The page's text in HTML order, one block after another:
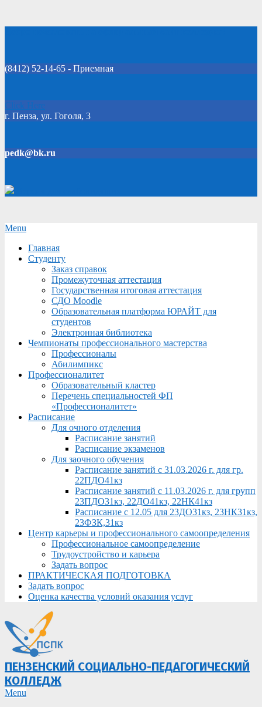
(8412) 52-14-65 - Приемная
Click Here
г. Пенза, ул. Гоголя, 3
pedk@bk.ru
Secondary
Menu
Menu
Главная
Студенту
Заказ справок
Промежуточная аттестация
Государственная итоговая аттестация
СДО Moodle
Образовательная платформа ЮРАЙТ для
студентов
Электронная библиотека
Чемпионаты профессионального мастерства
Профессионалы
Абилимпикс
Профессионалитет
Образовательный кластер
Перечень специальностей ФП
«Профессионалитет»
Расписание
Для очного отделения
Расписание занятий
Расписание экзаменов
Для заочного обучения
Расписание занятий с 31.03.2026 г. для гр.
22ПДО41кз
Расписание занятий с 11.03.2026 г. для групп
23ПДО31кз, 22ДО41кз, 22НК41кз
Расписание с 12.05 для 23ДО31кз, 23НК31кз,
23ФЗК,31кз
Центр карьеры и профессионального самоопределения
Профессиональное самоопределение
Трудоустройство и карьера
Задать вопрос
ПРАКТИЧЕСКАЯ ПОДГОТОВКА
Задать вопрос
Оценка качества условий оказания услуг
ПЕНЗЕНСКИЙ СОЦИАЛЬНО-ПЕДАГОГИЧЕСКИЙ
КОЛЛЕДЖ
Primary
Menu